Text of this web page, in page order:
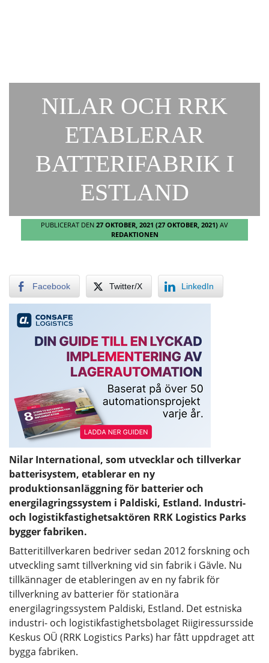
NILAR OCH RRK
ETABLERAR
BATTERIFABRIK I
ESTLAND
PUBLICERAT DEN 27 OKTOBER, 2021 (27 OKTOBER, 2021) AV
REDAKTIONEN
Facebook Twitter/X LinkedIn
Nilar International, som utvecklar och tillverkar
batterisystem, etablerar en ny
produktionsanläggning för batterier och
energilagringssystem i Paldiski, Estland. Industri-
och logistikfastighetsaktören RRK Logistics Parks
bygger fabriken.
Batteritillverkaren bedriver sedan 2012 forskning och
utveckling samt tillverkning vid sin fabrik i Gävle. Nu
tillkännager de etableringen av en ny fabrik för
tillverkning av batterier för stationära
energilagringssystem Paldiski, Estland. Det estniska
industri- och logistikfastighetsbolaget Riigiressursside
Keskus OÜ (RRK Logistics Parks) har fått uppdraget att
bygga fabriken.